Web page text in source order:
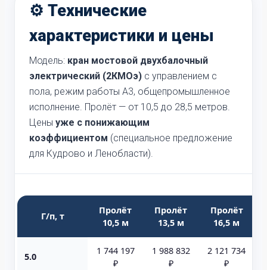
⚙️ Технические
характеристики и цены
Модель: кран мостовой двухбалочный
электрический (2КМОэ) с управлением с
пола, режим работы А3, общепромышленное
исполнение. Пролёт — от 10,5 до 28,5 метров.
Цены уже с понижающим
коэффициентом (специальное предложение
для Кудрово и Ленобласти).
Г/п, т
Пролёт
10,5 м
Пролёт
13,5 м
Пролёт
16,5 м
5.0
1 744 197
₽
1 988 832
₽
2 121 734
₽